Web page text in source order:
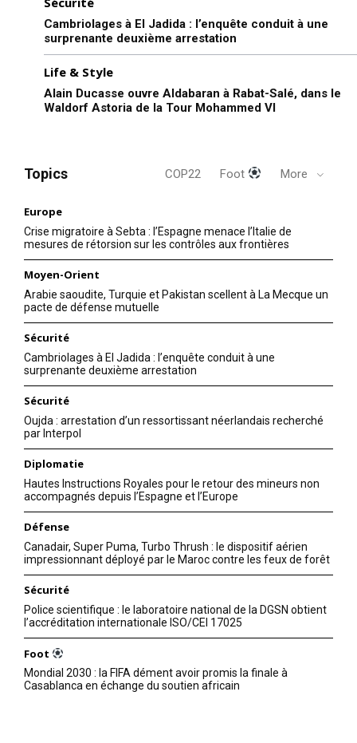
Cambriolages à El Jadida : l’enquête conduit à une
surprenante deuxième arrestation
Life & Style
Alain Ducasse ouvre Aldabaran à Rabat-Salé, dans le
Waldorf Astoria de la Tour Mohammed VI
Topics COP22 Foot More
Europe
Crise migratoire à Sebta : l’Espagne menace l’Italie de
mesures de rétorsion sur les contrôles aux frontières
Moyen-Orient
Arabie saoudite, Turquie et Pakistan scellent à La Mecque un
pacte de défense mutuelle
Sécurité
Cambriolages à El Jadida : l’enquête conduit à une
surprenante deuxième arrestation
Sécurité
Oujda : arrestation d’un ressortissant néerlandais recherché
par Interpol
Diplomatie
Hautes Instructions Royales pour le retour des mineurs non
accompagnés depuis l’Espagne et l’Europe
Défense
Canadair, Super Puma, Turbo Thrush : le dispositif aérien
impressionnant déployé par le Maroc contre les feux de forêt
Sécurité
Police scientifique : le laboratoire national de la DGSN obtient
l’accréditation internationale ISO/CEI 17025
Foot
Mondial 2030 : la FIFA dément avoir promis la finale à
Casablanca en échange du soutien africain